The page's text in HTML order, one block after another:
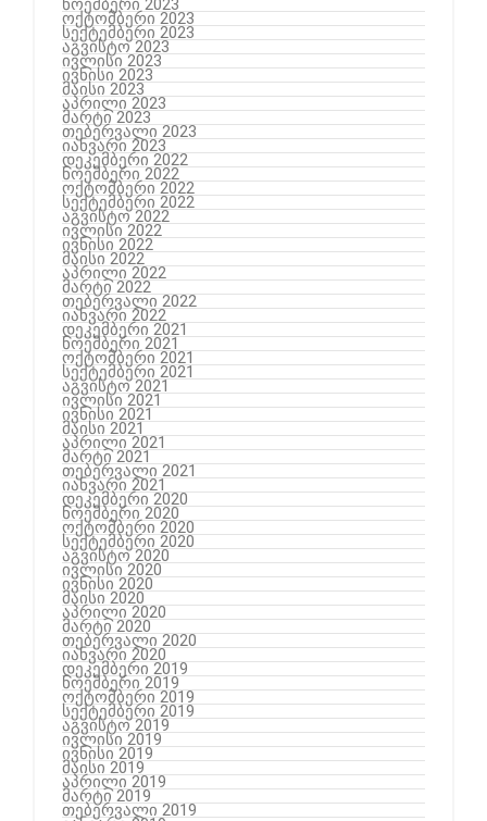
ნოემბერი 2023
ოქტომბერი 2023
სექტემბერი 2023
აგვისტო 2023
ივლისი 2023
ივნისი 2023
მაისი 2023
აპრილი 2023
მარტი 2023
თებერვალი 2023
იანვარი 2023
დეკემბერი 2022
ნოემბერი 2022
ოქტომბერი 2022
სექტემბერი 2022
აგვისტო 2022
ივლისი 2022
ივნისი 2022
მაისი 2022
აპრილი 2022
მარტი 2022
თებერვალი 2022
იანვარი 2022
დეკემბერი 2021
ნოემბერი 2021
ოქტომბერი 2021
სექტემბერი 2021
აგვისტო 2021
ივლისი 2021
ივნისი 2021
მაისი 2021
აპრილი 2021
მარტი 2021
თებერვალი 2021
იანვარი 2021
დეკემბერი 2020
ნოემბერი 2020
ოქტომბერი 2020
სექტემბერი 2020
აგვისტო 2020
ივლისი 2020
ივნისი 2020
მაისი 2020
აპრილი 2020
მარტი 2020
თებერვალი 2020
იანვარი 2020
დეკემბერი 2019
ნოემბერი 2019
ოქტომბერი 2019
სექტემბერი 2019
აგვისტო 2019
ივლისი 2019
ივნისი 2019
მაისი 2019
აპრილი 2019
მარტი 2019
თებერვალი 2019